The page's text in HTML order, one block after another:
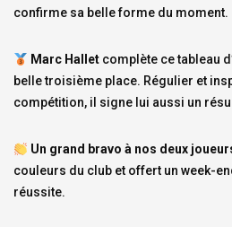
confirme sa belle forme du moment.
Marc Halletcomplète ce tableau
belle troisième place. Régulier et
compétition, il signe lui aussi un
Un grand bravo à nos deux
couleurs du club et offert un week-
réussite.